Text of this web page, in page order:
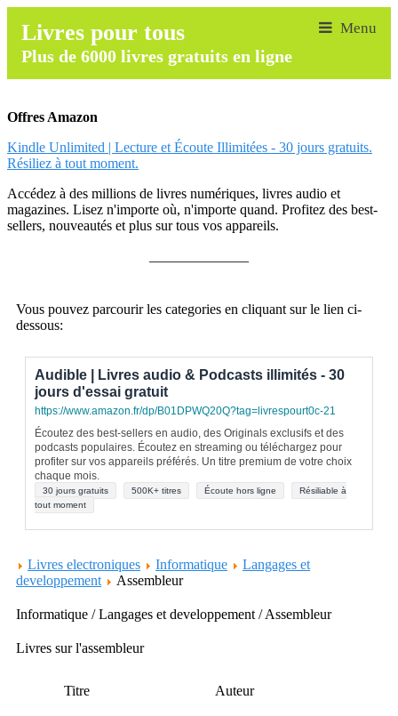
Livres pour tous
Plus de 6000 livres gratuits en ligne
Offres Amazon
Kindle Unlimited | Lecture et Écoute Illimitées - 30 jours gratuits.
Résiliez à tout moment.
Accédez à des millions de livres numériques, livres audio et
magazines. Lisez n'importe où, n'importe quand. Profitez des best-
sellers, nouveautés et plus sur tous vos appareils.
Vous pouvez parcourir les categories en cliquant sur le lien ci-
dessous:
Audible | Livres audio & Podcasts illimités - 30
jours d'essai gratuit
https://www.amazon.fr/dp/B01DPWQ20Q?tag=livrespourt0c-21
Écoutez des best-sellers en audio, des Originals exclusifs et des
podcasts populaires. Écoutez en streaming ou téléchargez pour
profiter sur vos appareils préférés. Un titre premium de votre choix
chaque mois.
30 jours gratuits 500K+ titres Écoute hors ligne
Résiliable à
tout moment
Livres electroniques Informatique
Langages et
developpement
Assembleur
Informatique / Langages et developpement / Assembleur
Livres sur l'assembleur
Titre Auteur